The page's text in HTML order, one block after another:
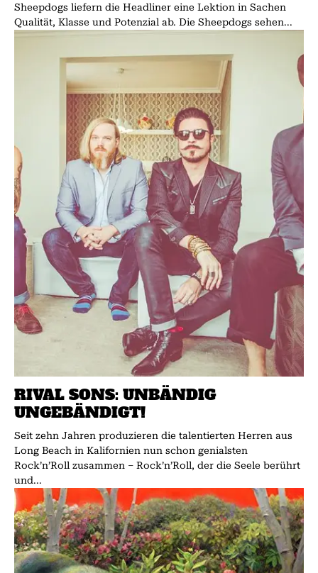
Sheepdogs liefern die Headliner eine Lektion in Sachen
Qualität, Klasse und Potenzial ab. Die Sheepdogs sehen...
RIVAL SONS: UNBÄNDIG
UNGEBÄNDIGT!
Seit zehn Jahren produzieren die talentierten Herren aus
Long Beach in Kalifornien nun schon genialsten
Rock’n’Roll zusammen – Rock’n’Roll, der die Seele berührt
und...